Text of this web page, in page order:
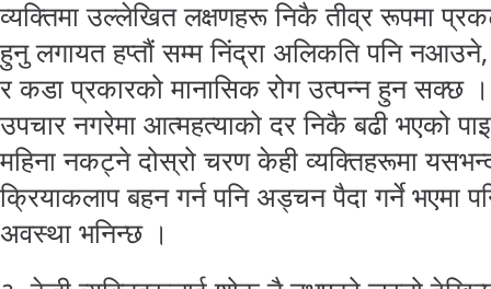
व्यक्तिमा उल्लेखित लक्षणहरू निकै तीव्र रूपमा
हुनु लगायत हप्तौं सम्म निंद्रा अलिकति पनि
र कडा प्रकारको मानासिक रोग उत्पन्न हुन सक्छ
उपचार नगरेमा आत्महत्याको दर निकै बढी भएको
महिना नकट्ने दोस्रो चरण केही व्यक्तिहरूमा
क्रियाकलाप बहन गर्न पनि अड्चन पैदा गर्ने भएमा
अवस्था भनिन्छ ।